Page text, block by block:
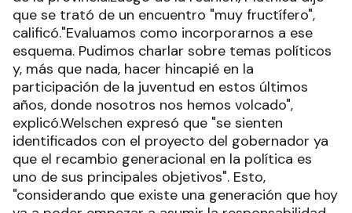
que se trató de un encuentro "muy fructífero",
calificó."Evaluamos como incorporarnos a ese
esquema. Pudimos charlar sobre temas políticos
y, más que nada, hacer hincapié en la
participación de la juventud en estos últimos
años, donde nosotros nos hemos volcado",
explicó.Welschen expresó que "se sienten
identificados con el proyecto del gobernador ya
que el recambio generacional en la política es
uno de sus principales objetivos". Esto,
"considerando que existe una generación que hoy